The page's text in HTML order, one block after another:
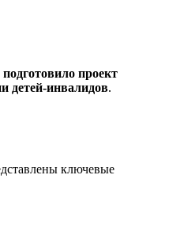
проект
детей-инвалидов.
ключевые